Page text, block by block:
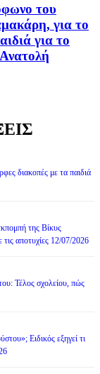
του
για το
για το
διακοπές με τα παιδιά
της Βίκυς
αποτυχίες 12/07/2026
Τέλος σχολείου, πώς
Ειδικός εξηγεί τι